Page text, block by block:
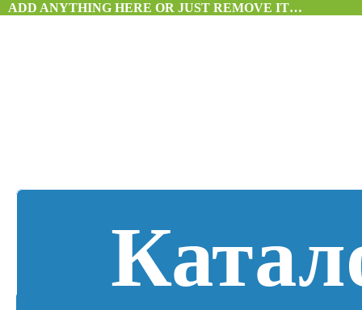
ADD ANYTHING HERE OR JUST REMOVE IT…